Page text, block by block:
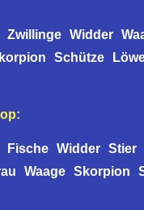
Zwillinge Widder
Schütze
Fische Widder Stier
Waage Skorpion